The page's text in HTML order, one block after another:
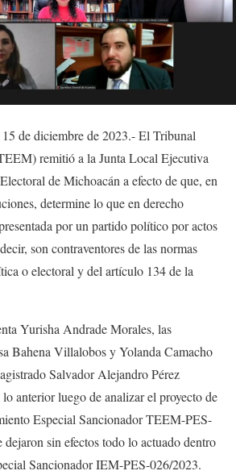
de diciembre de 2023.- El Tribunal
remitió a la Junta Local Ejecutiva
de Michoacán a efecto de que, en
determine lo que en derecho
por un partido político por actos
son contraventores de las normas
oelectoral y del artículo 134 de la
Yurisha Andrade Morales, las
Bahena Villalobos y Yolanda Camacho
Salvador Alejandro Pérez
anterior luego de analizar el proyecto de
Especial Sancionador TEEM-PES-
sin efectos todo lo actuado dentro
Sancionador IEM-PES-026/2023.